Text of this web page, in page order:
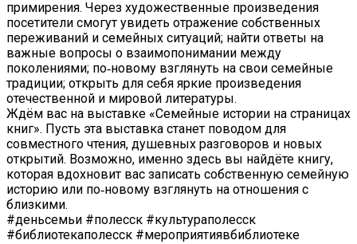
примирения. Через художественные произведения
посетители смогут увидеть отражение собственных
переживаний и семейных ситуаций; найти ответы на
важные вопросы о взаимопонимании между
поколениями; по‑новому взглянуть на свои семейные
традиции; открыть для себя яркие произведения
отечественной и мировой литературы.
Ждём вас на выставке «Семейные истории на страницах
книг». Пусть эта выставка станет поводом для
совместного чтения, душевных разговоров и новых
открытий. Возможно, именно здесь вы найдёте книгу,
которая вдохновит вас записать собственную семейную
историю или по‑новому взглянуть на отношения с
близкими.
#деньсемьи #полесск #культураполесск
#библиотекаполесск #мероприятиявбиблиотеке